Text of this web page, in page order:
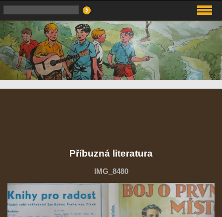
Příbuzná literatura
IMG_8480